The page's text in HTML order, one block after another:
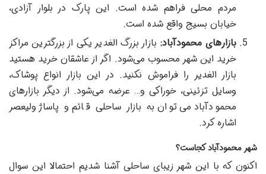
مردم محلی فراهم شده است. این پارک در بلوار آزادی،
خیابان بسیج واقع شده است.
بازارهای محمودآباد: بازار بزرگ الغدیر یکی از بزرگترین مراکز
خرید این شهر محسوب می‌شود. اگر از عاشقان خرید هستید
بازار الغدیر را فراموش نکنید. در این بازار انواع پوشاک،
وسایل تزئینی، خوراکی و… عرضه می‌شود. از دیگر بازار‌های
محمودآباد می‌توان به بازار ساحلی قائم و پاساژ ولیعصر
اشاره کرد.
شهر محمودآباد کجاست؟
اکنون که با این شهر زیبای ساحلی آشنا شدیم احتمالا این سوال